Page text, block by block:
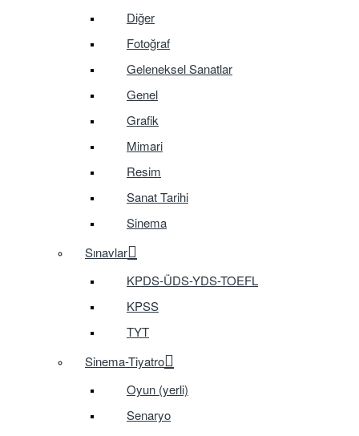
Diğer
Fotoğraf
Geleneksel Sanatlar
Genel
Grafik
Mimari
Resim
Sanat Tarihi
Sinema
Sınavlar
KPDS-ÜDS-YDS-TOEFL
KPSS
TYT
Sinema-Tiyatro
Oyun (yerli)
Senaryo